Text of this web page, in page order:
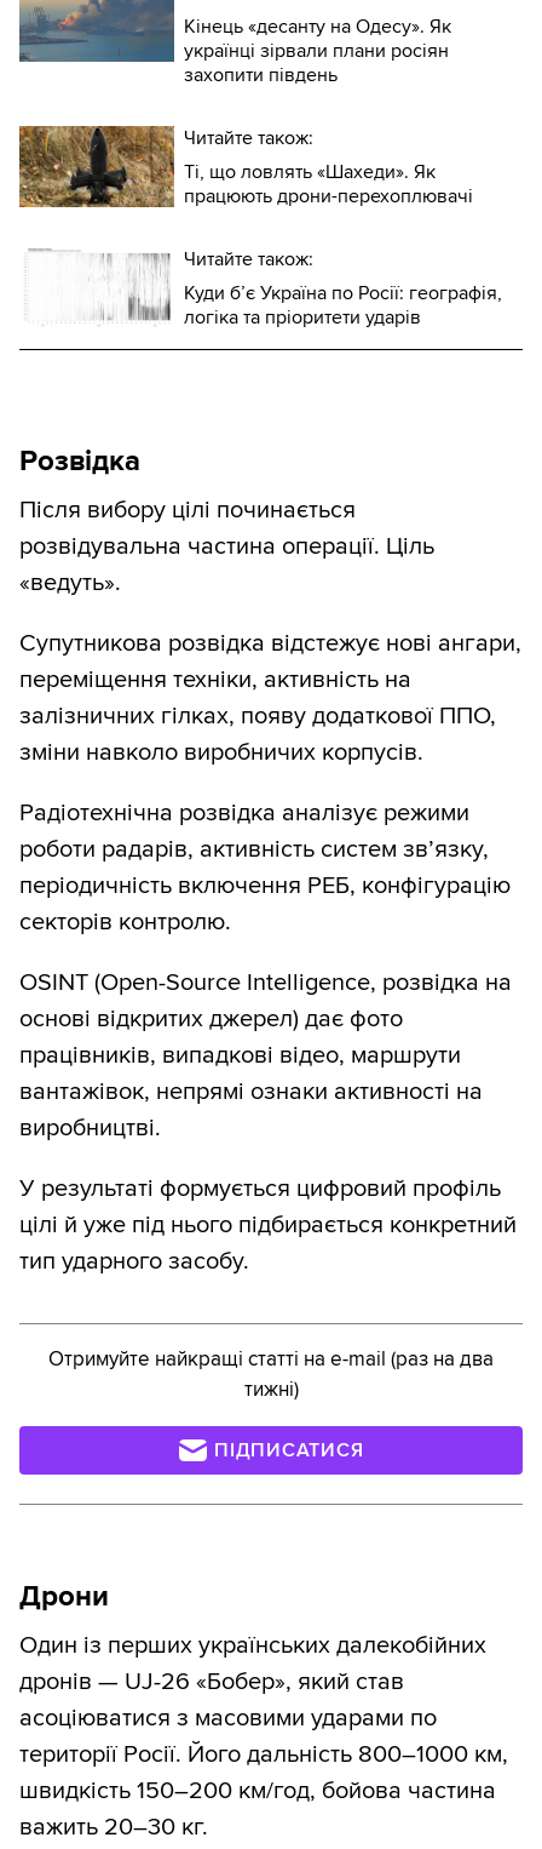
Кінець «десанту на Одесу». Як
українці зірвали плани росіян
захопити південь
Читайте також:
Ті, що ловлять «Шахеди». Як
працюють дрони-перехоплювачі
Читайте також:
Куди б’є Україна по Росії: географія,
логіка та пріоритети ударів
Розвідка
Після вибору цілі починається
розвідувальна частина операції. Ціль
«ведуть».
Супутникова розвідка відстежує нові ангари,
переміщення техніки, активність на
залізничних гілках, появу додаткової ППО,
зміни навколо виробничих корпусів.
Радіотехнічна розвідка аналізує режими
роботи радарів, активність систем зв’язку,
періодичність включення РЕБ, конфігурацію
секторів контролю.
OSINT (Open-Source Intelligence, розвідка на
основі відкритих джерел) дає фото
працівників, випадкові відео, маршрути
вантажівок, непрямі ознаки активності на
виробництві.
У результаті формується цифровий профіль
цілі й уже під нього підбирається конкретний
тип ударного засобу.
Отримуйте найкращі статті на e-mail (раз на два
тижні)
ПІДПИСАТИСЯ
Дрони
Один із перших українських далекобійних
дронів — UJ-26 «Бобер», який став
асоціюватися з масовими ударами по
території Росії. Його дальність 800–1000 км,
швидкість 150–200 км/год, бойова частина
важить 20–30 кг.